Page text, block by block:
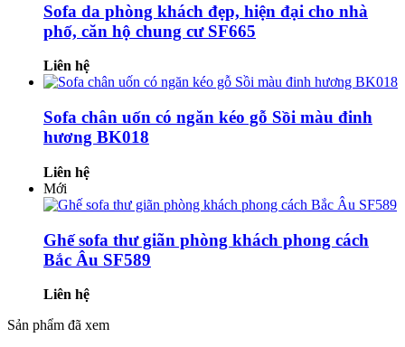
Sofa da phòng khách đẹp, hiện đại cho nhà
phố, căn hộ chung cư SF665
Liên hệ
Sofa chân uốn có ngăn kéo gỗ Sồi màu đinh
hương BK018
Liên hệ
Mới
Ghế sofa thư giãn phòng khách phong cách
Bắc Âu SF589
Liên hệ
Sản phẩm đã xem